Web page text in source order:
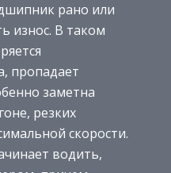
рано или
износ. В таком
пропадает
заметна
резких
скорости.
водить,